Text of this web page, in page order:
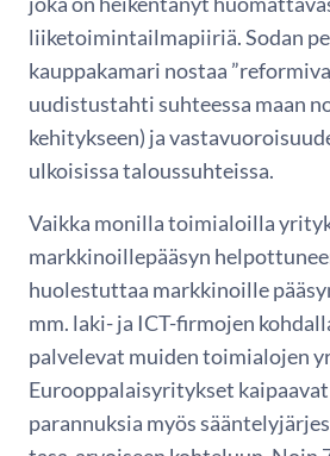
liiketoimintailmapiiriä. Sodan
kauppakamari nostaa
uudistustahti suhteessa maan
kehitykseen) ja
ulkoisissa taloussuhteissa.
Vaikka monilla toimialoilla
markkinoillepääsyn
huolestuttaa markkinoille
mm. laki- ja ICT-firmojen
palvelevat muiden toimialojen
Eurooppalaisyritykset kaipaavat
parannuksia myös